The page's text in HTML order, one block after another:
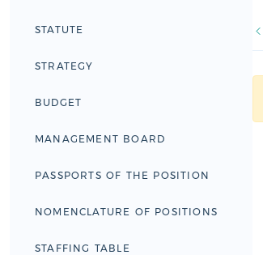
STATUTE
STRATEGY
BUDGET
MANAGEMENT BOARD
PASSPORTS OF THE POSITION
NOMENCLATURE OF POSITIONS
STAFFING TABLE